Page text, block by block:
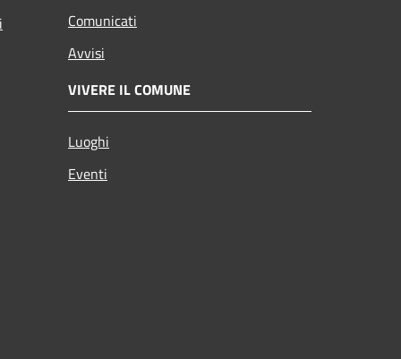
Comunicati
Avvisi
VIVERE IL COMUNE
Luoghi
Eventi